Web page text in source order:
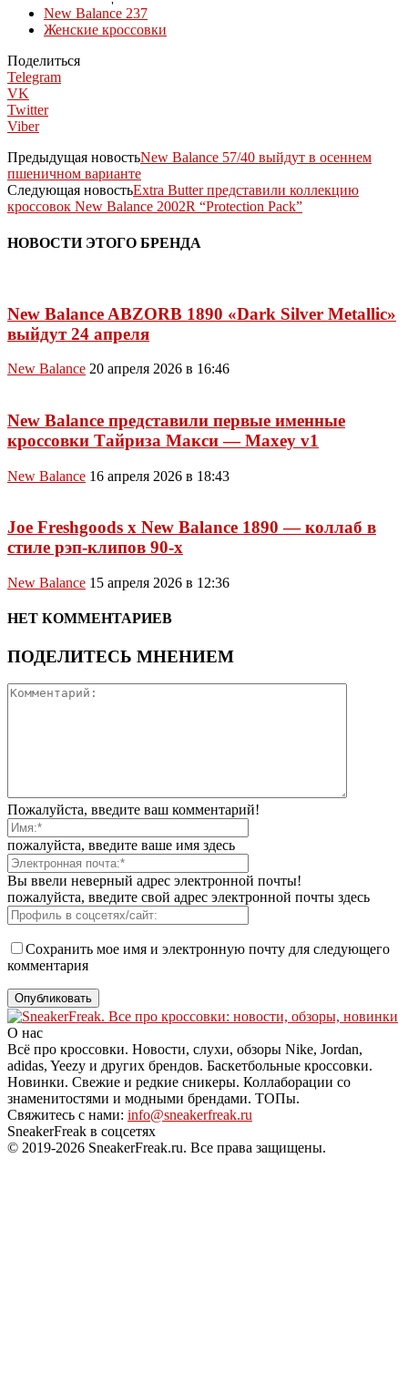
New Balance 237
Женские кроссовки
Поделиться
Telegram
VK
Twitter
Viber
Предыдущая новостьNew Balance 57/40 выйдут в осеннем
пшеничном варианте
Следующая новостьExtra Butter представили коллекцию
кроссовок New Balance 2002R “Protection Pack”
НОВОСТИ ЭТОГО БРЕНДА
New Balance ABZORB 1890 «Dark Silver Metallic»
выйдут 24 апреля
New Balance 20 апреля 2026 в 16:46
New Balance представили первые именные
кроссовки Тайриза Макси — Maxey v1
New Balance 16 апреля 2026 в 18:43
Joe Freshgoods x New Balance 1890 — коллаб в
стиле рэп-клипов 90-х
New Balance 15 апреля 2026 в 12:36
НЕТ КОММЕНТАРИЕВ
ПОДЕЛИТЕСЬ МНЕНИЕМ
Пожалуйста, введите ваш комментарий!
пожалуйста, введите ваше имя здесь
Вы ввели неверный адрес электронной почты!
пожалуйста, введите свой адрес электронной почты здесь
Сохранить мое имя и электронную почту для следующего
комментария
О нас
Всё про кроссовки. Новости, слухи, обзоры Nike, Jordan,
adidas, Yeezy и других брендов. Баскетбольные кроссовки.
Новинки. Свежие и редкие сникеры. Коллаборации со
знаменитостями и модными брендами. ТОПы.
Свяжитесь с нами: info@sneakerfreak.ru
SneakerFreak в соцсетях
© 2019-2026 SneakerFreak.ru. Все права защищены.